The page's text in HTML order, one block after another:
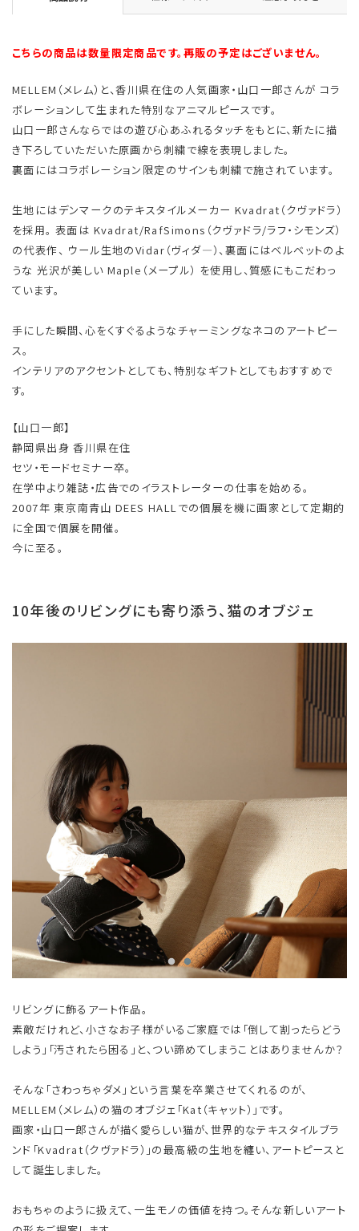
こちらの商品は数量限定商品です。再販の予定はございません。
MELLEM（メレム）と、香川県在住の人気画家・山口一郎さんが コラ
ボレーションして生まれた特別なアニマルピースです。
山口一郎さんならではの遊び心あふれるタッチをもとに、新たに描
き下ろしていただいた原画から刺繍で線を表現しました。
裏面にはコラボレーション限定のサインも刺繍で施されています。
生地にはデンマークのテキスタイルメーカー Kvadrat（クヴァドラ）
を採用。 表面は Kvadrat/RafSimons（クヴァドラ/ラフ・シモンズ）
の代表作、 ウール生地のVidar（ヴィダ―）、裏面にはベルベットのよ
うな 光沢が美しい Maple（メープル） を使用し、質感にもこだわっ
ています。
手にした瞬間、心をくすぐるようなチャーミングなネコのアートピー
ス。
インテリアのアクセントとしても、特別なギフトとしてもおすすめで
す。
【山口一郎】
静岡県出身 香川県在住
セツ・モードセミナー卒。
在学中より雑誌・広告でのイラストレーターの仕事を始める。
2007年 東京南青山 DEES HALLでの個展を機に画家として定期的
に全国で個展を開催。
今に至る。
10年後のリビングにも寄り添う、猫のオブジェ
リビングに飾るアート作品。
素敵だけれど、小さなお子様がいるご家庭では「倒して割ったらどう
しよう」「汚されたら困る」と、つい諦めてしまうことはありませんか？
そんな「さわっちゃダメ」という言葉を卒業させてくれるのが、
MELLEM（メレム）の猫のオブジェ「Kat（キャット）」です。
画家・山口一郎さんが描く愛らしい猫が、世界的なテキスタイルブラ
ンド「Kvadrat（クヴァドラ）」の最高級の生地を纏い、アートピースと
して誕生しました。
おもちゃのように扱えて、一生モノの価値を持つ。そんな新しいアート